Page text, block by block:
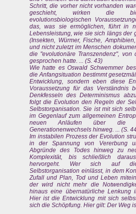
Schritt, die vorher nicht vorhanden
geschieht, wirken die
evolutionsbiologischen
das, was sie ermöglichen, führt in
Lebensleistung, wie sie sich längs der
(Insekten, Würmer, Fische,
und nicht zuletzt im Menschen
die "evolutionäre Transzendenz", von
gesprochen hatte. ... (S. 43)
Wie hatte es Oswald Schwemmer
die Anfangsituation bestimmt
Entwicklung, sondern eben diese
Voraussetzung für das Verständnis
Denkfesseln des Determinismus
folgt die Evolution den Regeln der
Selbstorganisation. Sie ist mit sich
im Gegenlauf zum allgemeinen
neuen Anläufen über die
Generationenwechsels hinweg. ... (S.
Im instabilen Prozess der Evolution
in der Spannung von Vererbung
Abgründe des Todes hinweg zu
Komplexität, bis schließlich
hervorgeht. Wer sich auf
Selbstorganisation einlässt, in dem
Zufall und Plan, Tod und Leben
der wird nicht mehr die
hinaus eine übernatürliche Lenkung
Hier ist die Entwicklung mit sich
sich die Schöpfung. Hier gilt: Der Weg